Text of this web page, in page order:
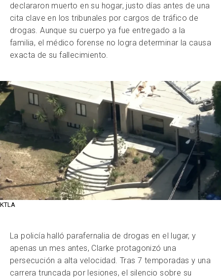
declararon muerto en su hogar, justo días antes de una
cita clave en los tribunales por cargos de tráfico de
drogas. Aunque su cuerpo ya fue entregado a la
familia, el médico forense no logra determinar la causa
exacta de su fallecimiento.
KTLA
La policía halló parafernalia de drogas en el lugar, y
apenas un mes antes, Clarke protagonizó una
persecución a alta velocidad. Tras 7 temporadas y una
carrera truncada por lesiones, el silencio sobre su